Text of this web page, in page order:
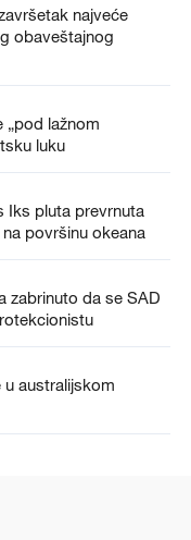
najveće
obaveštajnog
„pod lažnom
luku
Iks pluta prevrnuta
površinu okeana
zabrinuto da se SAD
u australijskom